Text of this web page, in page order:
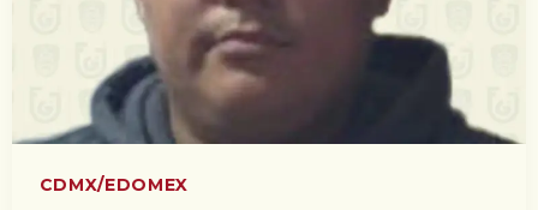
CDMX/EDOMEX